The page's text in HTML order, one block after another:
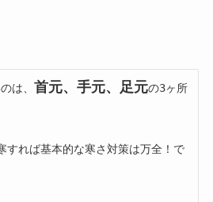
は、 首元、手元、足元の3ヶ所
すれば基本的な寒さ対策は万全！で